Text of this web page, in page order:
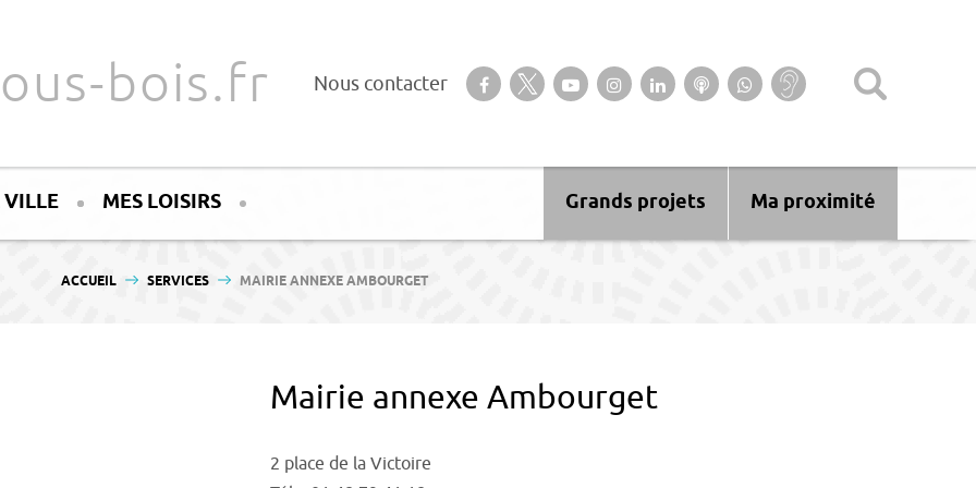
bois.fr Nous contacter Suivez-nous sur notre page Facebook
Suivez-nous sur Twitter
Suivez-nous sur YouTube
Suivez-nous sur Instagram
Retrouvez-nous sur Linkedin
Ecoutez nos Podcasts
Suivez-nous sur
WhatsApp
Baisse
d’audition ?
MES LOISIRS Ma proximité
Grands projets
VOUS ÊTES ICI :
ACCUEIL SERVICES MAIRIE ANNEXE AMBOURGET
Mairie annexe Ambourget
2 place de la Victoire